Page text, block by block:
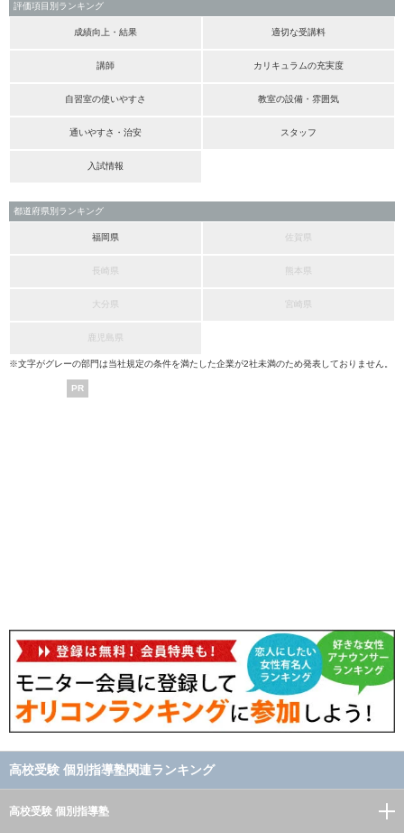
評価項目別ランキング
成績向上・結果 適切な受講料
講師 カリキュラムの充実度
自習室の使いやすさ 教室の設備・雰囲気
通いやすさ・治安 スタッフ
入試情報
都道府県別ランキング
福岡県 佐賀県
長崎県 熊本県
大分県 宮崎県
鹿児島県
※文字がグレーの部門は当社規定の条件を満たした企業が2社未満のため発表しておりません。
PR
高校受験 個別指導塾関連ランキング
高校受験 個別指導塾